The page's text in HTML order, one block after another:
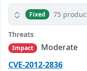
Fixed 75
Threats
Impact
Moderate
CVE-2012-2836